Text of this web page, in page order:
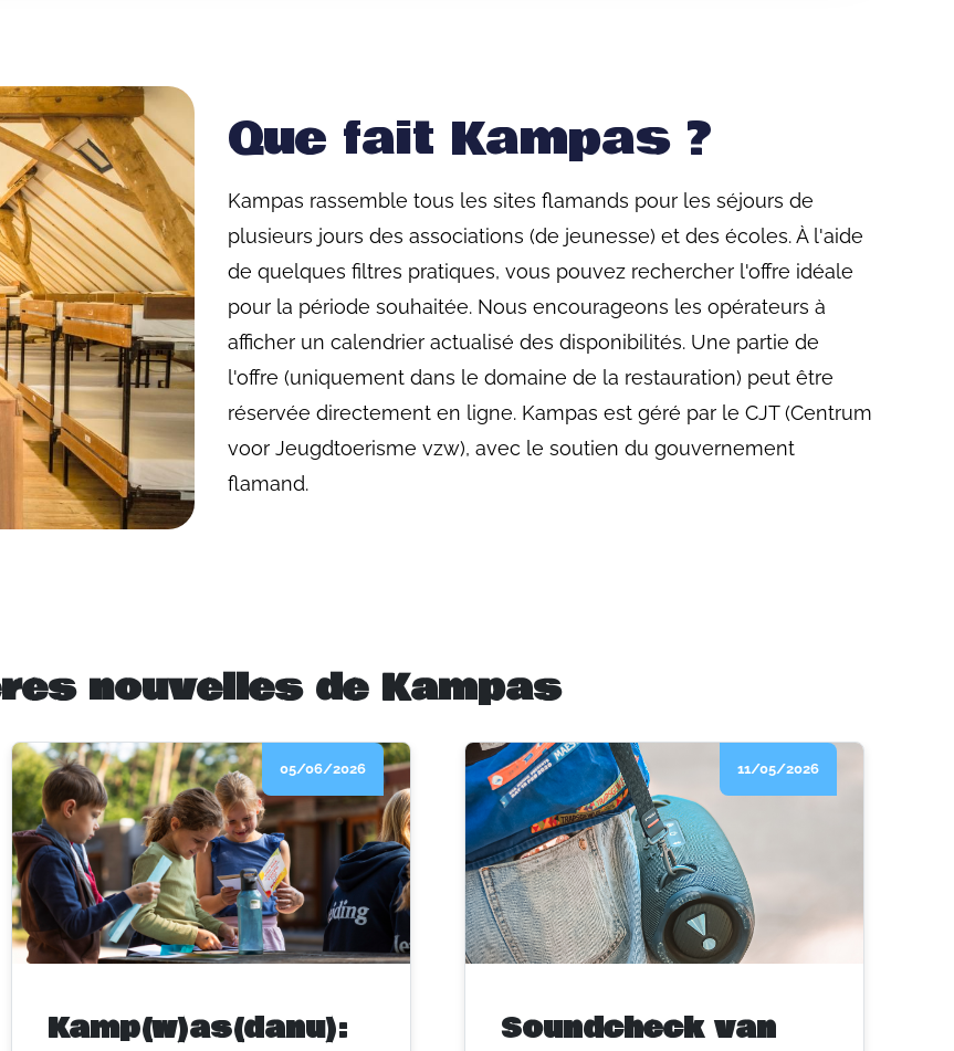
Que fait Kampas ?
Kampas rassemble tous les sites flamands pour les séjours de
plusieurs jours des associations (de jeunesse) et des écoles. À l'aide
de quelques filtres pratiques, vous pouvez rechercher l'offre idéale
pour la période souhaitée. Nous encourageons les opérateurs à
afficher un calendrier actualisé des disponibilités. Une partie de
l'offre (uniquement dans le domaine de la restauration) peut être
réservée directement en ligne. Kampas est géré par le CJT (Centrum
voor Jeugdtoerisme vzw), avec le soutien du gouvernement
flamand.
nouvelles de Kampas
05/06/2026
Kamp(w)as(danu):
11/05/2026
Soundcheck van